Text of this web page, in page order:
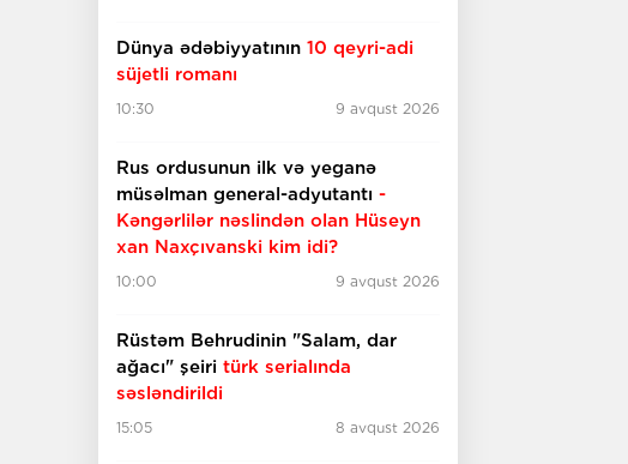
Dünya ədəbiyyatının 10 qeyri-adi
süjetli romanı
10:30 9 avqust 2026
Rus ordusunun ilk və yeganə
müsəlman general-adyutantı -
Kəngərlilər nəslindən olan Hüseyn
xan Naxçıvanski kim idi?
10:00 9 avqust 2026
Rüstəm Behrudinin "Salam, dar
ağacı" şeiri türk serialında
səsləndirildi
15:05 8 avqust 2026